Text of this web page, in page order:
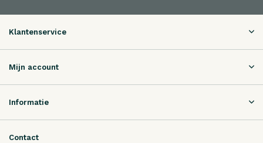
Klantenservice
Mijn account
Informatie
Contact